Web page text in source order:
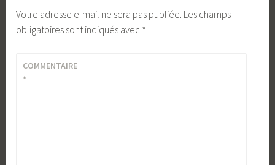
Votre adresse e-mail ne sera pas publiée. Les champs
obligatoires sont indiqués avec *
COMMENTAIRE
*